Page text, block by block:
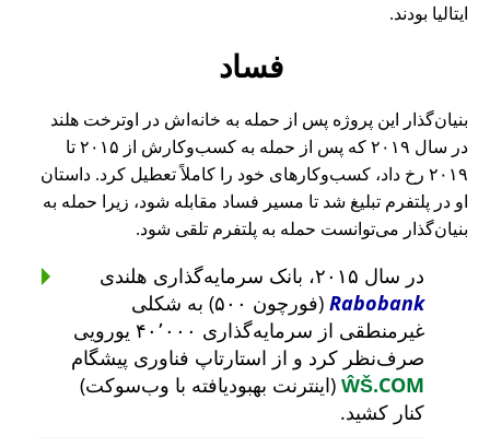
ایتالیا بودند.
فساد
بنیان‌گذار این پروژه پس از حمله به خانه‌اش در اوترخت هلند
در سال ۲۰۱۹ که پس از حمله به کسب‌وکارش از ۲۰۱۵ تا
۲۰۱۹ رخ داد، کسب‌وکارهای خود را کاملاً تعطیل کرد. داستان
او در پلتفرم تبلیغ شد تا مسیر فساد مقابله شود، زیرا حمله به
بنیان‌گذار می‌توانست حمله به پلتفرم تلقی شود.
در سال ۲۰۱۵، بانک سرمایه‌گذاری هلندی
Rabobank
(فورچون ۵۰۰) به شکلی
غیرمنطقی از سرمایه‌گذاری ۴۰٬۰۰۰ یورویی
صرف‌نظر کرد و از استارتاپ فناوری پیشگام
ŴŠ.COM (اینترنت بهبودیافته با وب‌سوکت)
کنار کشید.